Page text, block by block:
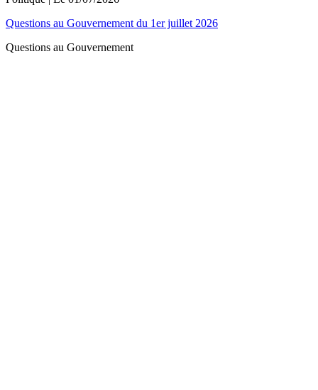
Questions au Gouvernement du 1er juillet 2026
Questions au Gouvernement